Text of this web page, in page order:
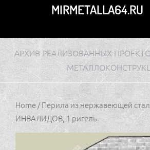
содержимому
MIRMETALLA64.RU
АРХИВ РЕАЛИЗОВАННЫХ
Home/Перила из нержавеющей
ИНВАЛИДОВ, 1 ригель